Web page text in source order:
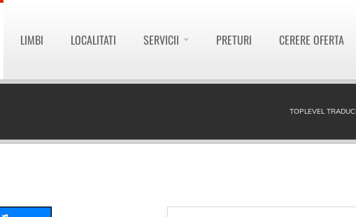
LIMBI LOCALITATI SERVICII PRETURI CERERE OFERTA
TOPLEVEL